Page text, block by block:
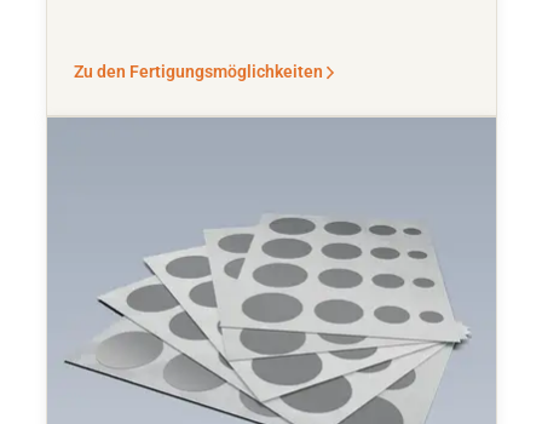
Zu den Fertigungsmöglichkeiten